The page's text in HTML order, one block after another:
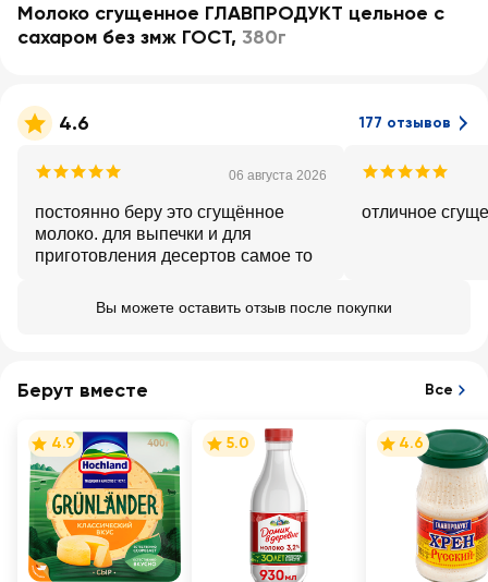
Молоко сгущенное ГЛАВПРОДУКТ цельное с
сахаром без змж ГОСТ, 380г
4.6 177 отзывов
06 августа 2026
постоянно беру это сгущённое
молоко. для выпечки и для
приготовления десертов самое то
отличное
Вы можете оставить отзыв после покупки
Берут вместе Все
4.9 5.0 4.6